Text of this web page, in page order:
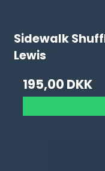
Sidewalk
Lewis
195,00 DKK